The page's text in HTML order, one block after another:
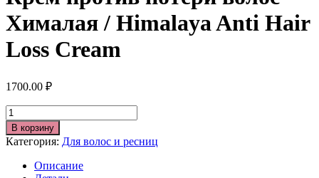
Хималая / Himalaya Anti Hair
Loss Cream
1700.00 ₽
Количество
В корзину
Категория: Для волос и ресниц
Описание